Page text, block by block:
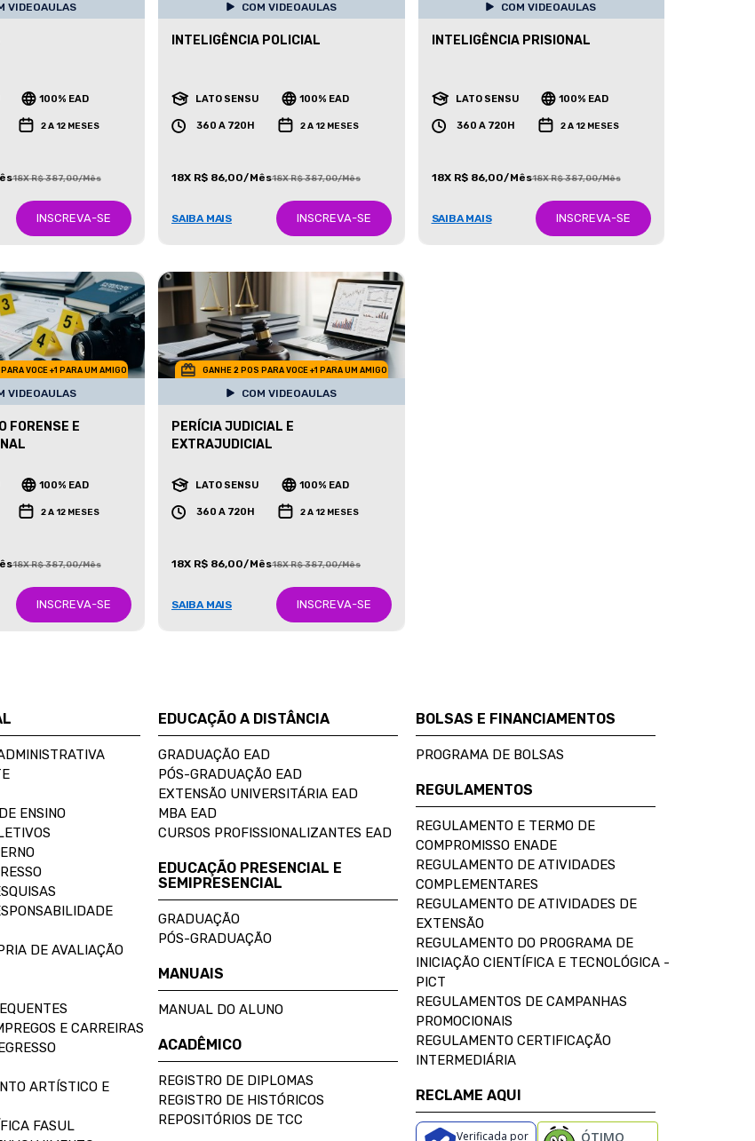
VIDEOAULAS
100% EAD
2 A 12 MESES
18X R$ 387,00/Mês
INSCREVA-SE
COM VIDEOAULAS
INTELIGÊNCIA POLICIAL
LATO SENSU 100% EAD
360 A 720H 2 A 12 MESES
18X R$ 86,00/Mês18X R$ 387,00/Mês
SAIBA MAIS INSCREVA-SE
COM VIDEOAULAS
INTELIGÊNCIA PRISIONAL
LATO SENSU 100% EAD
360 A 720H 2 A 12 MESES
18X R$ 86,00/Mês18X R$ 387,00/Mês
SAIBA MAIS INSCREVA-SE
VOCE +1 PARA UM AMIGO
VIDEOAULAS
FORENSE E
100% EAD
2 A 12 MESES
18X R$ 387,00/Mês
INSCREVA-SE
GANHE 2 POS PARA VOCE +1 PARA UM AMIGO
COM VIDEOAULAS
PERÍCIA JUDICIAL E
EXTRAJUDICIAL
LATO SENSU 100% EAD
360 A 720H 2 A 12 MESES
18X R$ 86,00/Mês18X R$ 387,00/Mês
SAIBA MAIS INSCREVA-SE
ENSINO
DE AVALIAÇÃO
E CARREIRAS
ARTÍSTICO E
FASUL
EDUCAÇÃO A DISTÂNCIA
GRADUAÇÃO EAD
PÓS-GRADUAÇÃO EAD
EXTENSÃO UNIVERSITÁRIA EAD
MBA EAD
CURSOS PROFISSIONALIZANTES EAD
EDUCAÇÃO PRESENCIAL E
SEMIPRESENCIAL
GRADUAÇÃO
PÓS-GRADUAÇÃO
MANUAIS
MANUAL DO ALUNO
ACADÊMICO
REGISTRO DE DIPLOMAS
REGISTRO DE HISTÓRICOS
REPOSITÓRIOS DE TCC
BOLSAS E FINANCIAMENTOS
PROGRAMA DE BOLSAS
REGULAMENTOS
REGULAMENTO E TERMO DE
COMPROMISSO ENADE
REGULAMENTO DE ATIVIDADES
COMPLEMENTARES
REGULAMENTO DE ATIVIDADES DE
EXTENSÃO
REGULAMENTO DO PROGRAMA DE
INICIAÇÃO CIENTÍFICA E TECNOLÓGICA -
PICT
REGULAMENTOS DE CAMPANHAS
PROMOCIONAIS
REGULAMENTO CERTIFICAÇÃO
INTERMEDIÁRIA
RECLAME AQUI
Verificada por ÓTIMO